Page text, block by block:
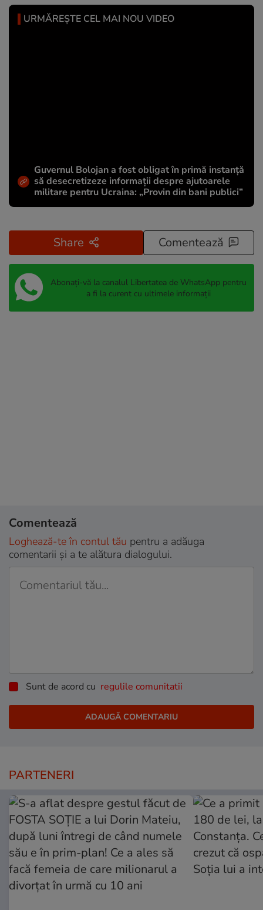
URMĂREȘTE CEL MAI NOU VIDEO
Guvernul Bolojan a fost obligat în primă instanță
să desecretizeze informații despre ajutoarele
militare pentru Ucraina: „Provin din bani publici”
Share Comentează
Abonați-vă la canalul Libertatea de WhatsApp pentru
a fi la curent cu ultimele informații
Comentează
Loghează-te în contul tău pentru a adăuga
comentarii și a te alătura dialogului.
Sunt de acord cu regulile comunitatii
PARTENERI